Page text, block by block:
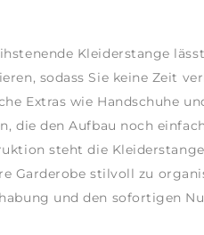
Kleiderstange
sodass Sie keine Zeit
Extras wie Handschuhe
die den Aufbau noch
steht die
Garderobe stilvoll zu
und den sofortigen